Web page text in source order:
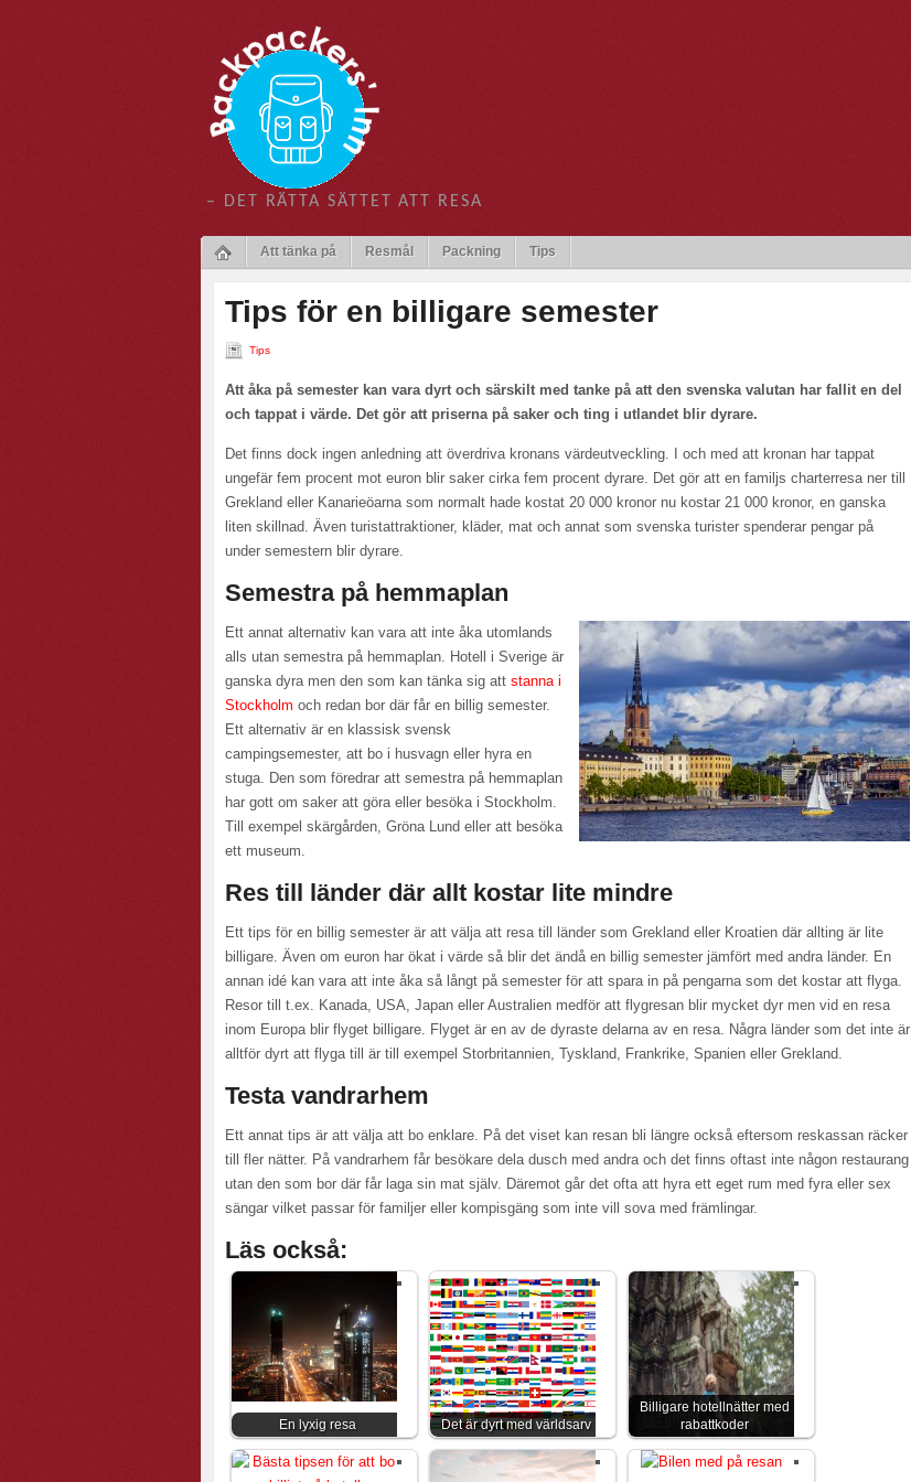
– DET RÄTTA SÄTTET ATT RESA
Att tänka på Resmål Packning Tips
Tips för en billigare semester
Tips
Att åka på semester kan vara dyrt och särskilt med tanke på att den svenska valutan har fallit en del
och tappat i värde. Det gör att priserna på saker och ting i utlandet blir dyrare.
Det finns dock ingen anledning att överdriva kronans värdeutveckling. I och med att kronan har tappat
ungefär fem procent mot euron blir saker cirka fem procent dyrare. Det gör att en familjs charterresa ner till
Grekland eller Kanarieöarna som normalt hade kostat 20 000 kronor nu kostar 21 000 kronor, en ganska
liten skillnad. Även turistattraktioner, kläder, mat och annat som svenska turister spenderar pengar på
under semestern blir dyrare.
Semestra på hemmaplan
Ett annat alternativ kan vara att inte åka utomlands
alls utan semestra på hemmaplan. Hotell i Sverige är
ganska dyra men den som kan tänka sig att stanna i
Stockholm och redan bor där får en billig semester.
Ett alternativ är en klassisk svensk
campingsemester, att bo i husvagn eller hyra en
stuga. Den som föredrar att semestra på hemmaplan
har gott om saker att göra eller besöka i Stockholm.
Till exempel skärgården, Gröna Lund eller att besöka
ett museum.
Res till länder där allt kostar lite mindre
Ett tips för en billig semester är att välja att resa till länder som Grekland eller Kroatien där allting är lite
billigare. Även om euron har ökat i värde så blir det ändå en billig semester jämfört med andra länder. En
annan idé kan vara att inte åka så långt på semester för att spara in på pengarna som det kostar att flyga.
Resor till t.ex. Kanada, USA, Japan eller Australien medför att flygresan blir mycket dyr men vid en resa
inom Europa blir flyget billigare. Flyget är en av de dyraste delarna av en resa. Några länder som det inte är
alltför dyrt att flyga till är till exempel Storbritannien, Tyskland, Frankrike, Spanien eller Grekland.
Testa vandrarhem
Ett annat tips är att välja att bo enklare. På det viset kan resan bli längre också eftersom reskassan räcker
till fler nätter. På vandrarhem får besökare dela dusch med andra och det finns oftast inte någon restaurang
utan den som bor där får laga sin mat själv. Däremot går det ofta att hyra ett eget rum med fyra eller sex
sängar vilket passar för familjer eller kompisgäng som inte vill sova med främlingar.
Läs också:
En lyxig resa Det är dyrt med världsarv
Billigare hotellnätter med
rabattkoder